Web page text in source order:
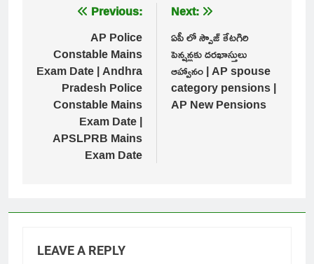
navigation
Previous:
AP Police
Constable Mains
Exam Date | Andhra
Pradesh Police
Constable Mains
Exam Date |
APSLPRB Mains
Exam Date
Next:
ఏపీ లో స్పౌజ్ కేటగిరి
పెన్షన్లకు దరఖాస్తులు
ఆహ్వానం | AP spouse
category pensions |
AP New Pensions
LEAVE A REPLY